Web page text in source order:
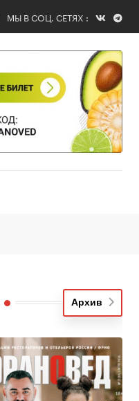
МЫ В СОЦ. СЕТЯХ :
Архив